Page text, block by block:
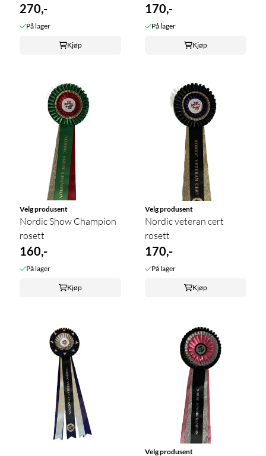
270,-
På lager
Kjøp
170,-
På lager
Kjøp
Velg produsent
Nordic Show Champion
rosett
160,-
På lager
Kjøp
Velg produsent
Nordic veteran cert
rosett
170,-
På lager
Kjøp
Velg produsent